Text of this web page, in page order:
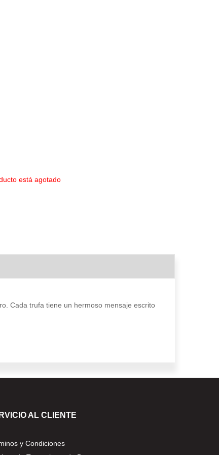
está agotado
Cada trufa tiene un hermoso mensaje escrito
AL CLIENTE
y Condiciones